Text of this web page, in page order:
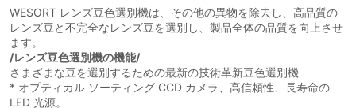
WESORT レンズ豆色選別機は、その他の異物を除去し、高品質の
レンズ豆と不完全なレンズ豆を選別し、製品全体の品質を向上させ
ます。
/レンズ豆色選別機の機能/
さまざまな豆を選別するための最新の技術革新豆色選別機
* オプティカル ソーティング CCD カメラ、高信頼性、長寿命の
LED 光源。